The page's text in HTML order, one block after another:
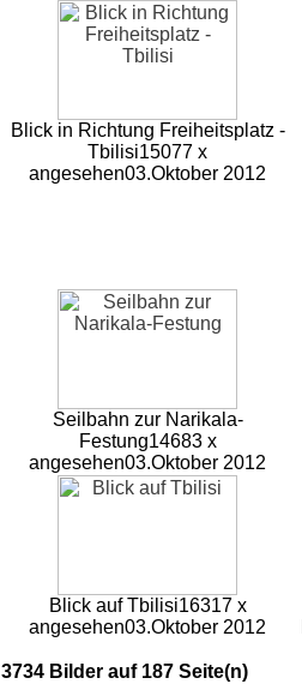
Blick in Richtung Freiheitsplatz -
Tbilisi15077 x
angesehen03.Oktober 2012
Seilbahn zur Narikala-
Festung14683 x
angesehen03.Oktober 2012
Blick auf Tbilisi16317 x
angesehen03.Oktober 2012
3734 Bilder auf 187 Seite(n)